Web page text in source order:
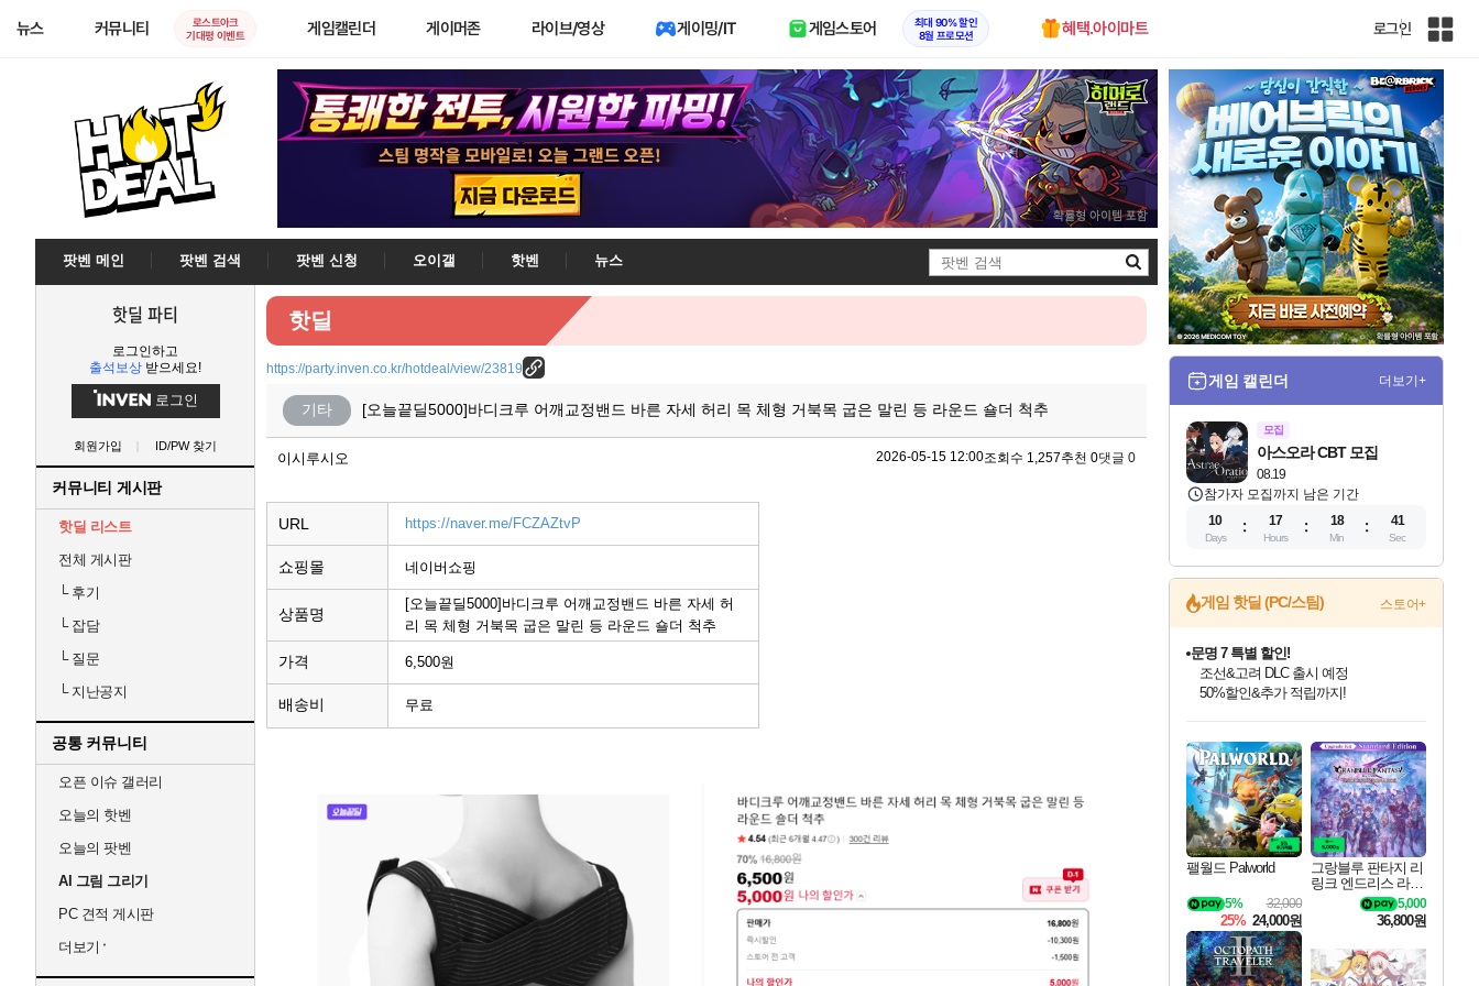
뉴스 커뮤니티
로스트아크
기대평 이벤트
게임캘린더 게이머존 라이브/영상 게이밍/IT 게임스토어
최대 90% 할인
8월 프로모션
혜택.아이마트 로그인
인
사
이
트
맵
팟벤 메인 팟벤 검색 팟벤 신청 오이갤 핫벤
뉴스
검
색
핫딜 파티
로그인하고
출석보상 받으세요!
로그인
회원가입 ID/PW 찾기
커뮤니티 게시판
핫딜 리스트
전체 게시판
└후기
└잡담
└질문
└지난공지
공통 커뮤니티
오픈 이슈 갤러리
오늘의 핫벤
오늘의 팟벤
AI 그림 그리기
PC 견적 게시판
더보기
핫딜
https://party.inven.co.kr/hotdeal/view/23819
기타 [오늘끝딜5000]바디크루 어깨교정밴드 바른 자세 허리 목 체형 거북목 굽은 말린 등 라운드 숄더 척추
이시루시오 2026-05-15 12:00조회수 1,257추천 0댓글 0
URL https://naver.me/FCZAZtvP
쇼핑몰 네이버쇼핑
상품명
[오늘끝딜5000]바디크루 어깨교정밴드 바른 자세 허
리 목 체형 거북목 굽은 말린 등 라운드 숄더 척추
가격 6,500원
배송비 무료
게임 캘린더 더보기+
모집
08.19
아스오라 CBT 모집
참가자 모집까지 남은 기간
10
Days
17
Hours
18
Min
40
Sec
게임 핫딜 (PC/스팀) 스토어+
최대 90% 할인가를 만나보세요!
네이버혜택과 함께 만나보세요!
50%할인&추가 적립까지!
마블 투혼 파이팅 소울즈 정식출시!
마블 히어로 총 출동&화려한 격투!
네이버 포인트 혜택까지!
이니&베니 혜택까지!
네이버 혜택가와 함께 예약하세요!
할인&네이버혜택으로 만나보세요!
네이버페이 혜택과 만나보세요!
40주년 프로모션으로 만나보세요!
할인가에 만나보세요!
일부 에디션 상시 할인!
혜택으로 예약 판매 중
편안하게 충전하세요
팰월드 Palworld
32,000
5%
25% 24,000원
그랑블루 판타지 리
링크 엔드리스 라그
나로크 업그레이드
킷 Granblue Fantasy
Relink Endless Ragn
C
5,000
36,800원